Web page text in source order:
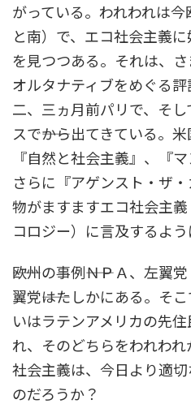
がっている。われわれは
と南）で、エコ社会主義
を見つつある。それは、
オルタナティブをめぐる評
二、三ヵ月前パリで、そ
スで――から出てきている。
『自然と社会主義』、『
さらに『アゲンスト・ザ
物がますますエコ社会主
コロジー）に言及するよう
――欧州の事例――ＮＰＡ、左
翼党――はたしかにある。そ
いはラテンアメリカの先
れ、そのどちらをわれわ
社会主義は、今日より適
のだろうか？